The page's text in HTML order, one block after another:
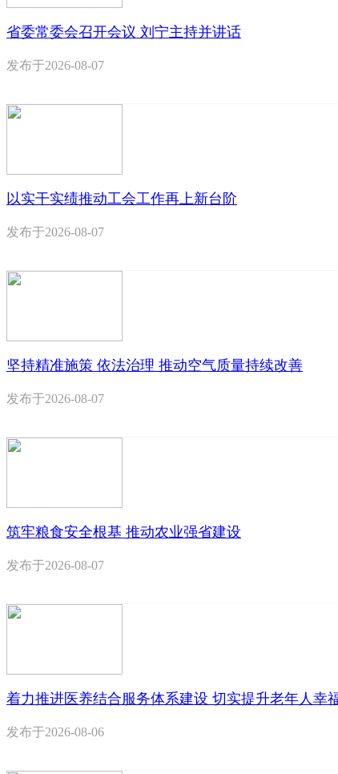
省委常委会召开会议 刘宁主持并讲话
发布于2026-08-07
以实干实绩推动工会工作再上新台阶
发布于2026-08-07
坚持精准施策 依法治理 推动空气质量持续改善
发布于2026-08-07
筑牢粮食安全根基 推动农业强省建设
发布于2026-08-07
着力推进医养结合服务体系建设 切实提升老年人幸
发布于2026-08-06